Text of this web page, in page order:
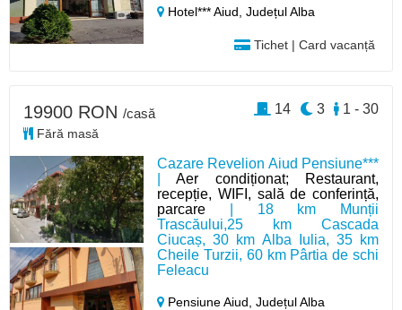
Hotel*** Aiud,Județul Alba
Tichet | Card vacanță
Cazare Revelion Aiud Pensiune***
|Aer condiționat; Restaurant,
recepție, WIFI, sală de conferință,
parcare | 18 km Munții
Trascăului,25 km Cascada
Ciucaș, 30 km Alba Iulia, 35 km
Cheile Turzii, 60 km Pârtia de schi
Feleacu
Pensiune Aiud,Județul Alba
19900 RON /casă
Fără masă
1 - 30
3
14